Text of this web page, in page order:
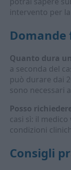
intervento per
Quanto dura
a seconda del
può durare dai
sono necessari
Posso
casi sì: il
condizioni
Consigli